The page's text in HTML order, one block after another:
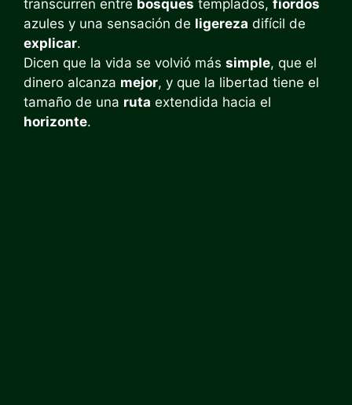
transcurren entre bosques templados, fiordos
azules y una sensación de ligereza difícil de
explicar.
Dicen que la vida se volvió más simple, que el
dinero alcanza mejor, y que la libertad tiene el
tamaño de una ruta extendida hacia el
horizonte.